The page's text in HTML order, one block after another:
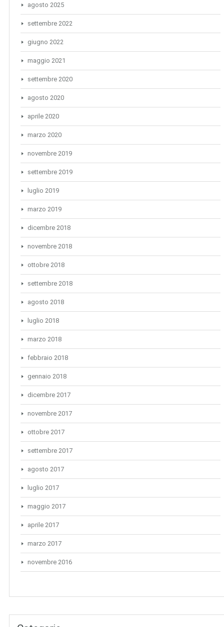
agosto 2025
settembre 2022
giugno 2022
maggio 2021
settembre 2020
agosto 2020
aprile 2020
marzo 2020
novembre 2019
settembre 2019
luglio 2019
marzo 2019
dicembre 2018
novembre 2018
ottobre 2018
settembre 2018
agosto 2018
luglio 2018
marzo 2018
febbraio 2018
gennaio 2018
dicembre 2017
novembre 2017
ottobre 2017
settembre 2017
agosto 2017
luglio 2017
maggio 2017
aprile 2017
marzo 2017
novembre 2016